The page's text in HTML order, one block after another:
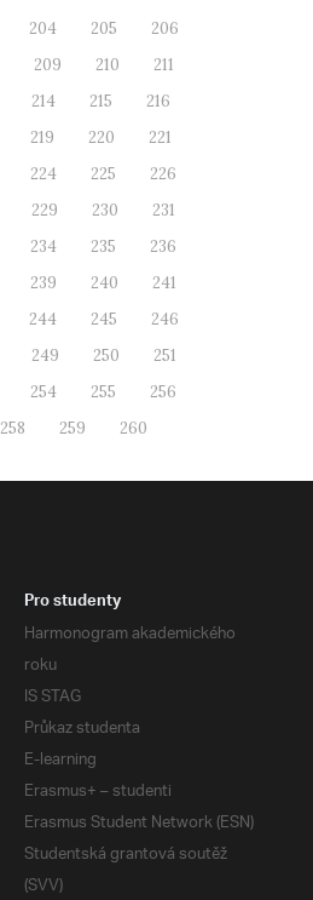
204 205
206
209 210
211
214 215
216
219 220
221
224 225
226
229 230
231
234 235
236
239 240
241
244 245
246
249 250
251
254 255
256
258 259 260
Pro studenty
Harmonogram akademického
roku
IS STAG
Průkaz studenta
E-learning
Erasmus+ – studenti
Erasmus Student Network (ESN)
Studentská grantová soutěž
(SVV)